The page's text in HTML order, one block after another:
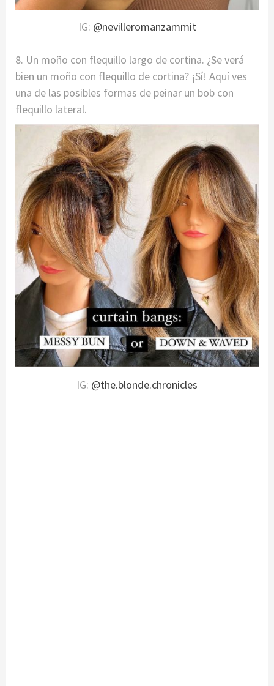
IG: @nevilleromanzammit
8. Un moño con flequillo largo de cortina. ¿Se verá
bien un moño con flequillo de cortina? ¡Sí! Aquí ves
una de las posibles formas de peinar un bob con
flequillo lateral.
IG: @the.blonde.chronicles